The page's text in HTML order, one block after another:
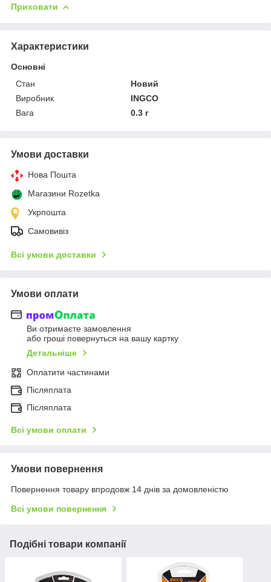
Приховати
Характеристики
Основні
Стан
Новий
Виробник
INGCO
Вага
0.3 г
Умови доставки
Нова Пошта
Магазини Rozetka
Укрпошта
Самовивіз
Всі умови доставки
Умови оплати
Ви отримаєте замовлення
або гроші повернуться на вашу картку
Детальніше
Оплатити частинами
Післяплата
Післяплата
Всі умови оплати
Умови повернення
Повернення товару впродовж 14 днів за домовленістю
Всі умови повернення
Подібні товари компанії